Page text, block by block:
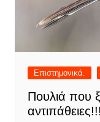
Επιστημονικά.
Πουλιά που
αντιπάθειες!!!